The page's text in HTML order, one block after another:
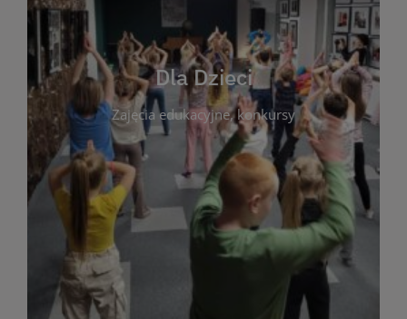
Dla Dzieci
Zajęcia edukacyjne, konkursy
Dla Dzieci
To miejsce stworzone z myślą o najmłodszych
czytelnikach i ich rodzicach. Znajdziesz tu
informacje o zajęciach edukacyjnych, konkursach
plastycznych i spotkaniach z autorami książek dla
dzieci. Biblioteka oferuje bogaty wybór bajek,
opowiadań i lektur szkolnych, a także przyjazny
kącik do wspólnego czytania. Pragniemy
rozbudzać miłość do książek od najmłodszych lat.
Zapraszamy do wspólnej zabawy i odkrywania